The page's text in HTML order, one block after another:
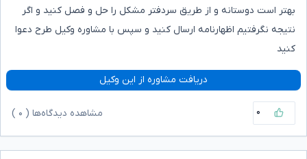
بهتر است دوستانه و از طریق سردفتر مشکل را حل و فصل کنید و اگر
نتیجه نگرفتیم اظهارنامه ارسال کنید و سپس با مشاوره وکیل طرح دعوا
کنید
دریافت مشاوره از این وکیل
۰ مشاهده دیدگاه‌ها ( ۰